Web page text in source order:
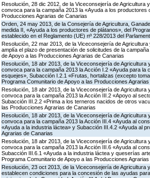
Resolución, 28 dic 2012, de la Viceconsejería de
convoca para la campaña 2013 la «Ayuda a los productores
Producciones Agrarias de Canarias
Orden, 24 may 2013, de la Consejería de Agricultura,
medida II, «Ayuda a los productores de plátanos», del
establecido en el Reglamento (UE) nº 228/2013 del
Resolución, 22 mar 2013, de la Viceconsejería de
amplía el plazo de presentación de solicitudes de la
de Apoyo a las Producciones Agrarias de Canarias
Resolución, 18 abr 2013, de la Viceconsejería de
convoca para la campaña 2013 la Acción I.2 «Ayuda para
esquejes», Subacción I.2.1 «Frutas, hortalizas (excepto
Programa Comunitario de Apoyo a las Producciones
Resolución, 18 abr 2013, de la Viceconsejería de
convoca para la campaña 2013 la Acción III.2 «Apoyo al
Subacción III.2.2 «Prima a los terneros nacidos de otros
las Producciones Agrarias de Canarias
Resolución, 18 abr 2013, de la Viceconsejería de
convoca para la campaña 2013 la Acción III.4 «Ayuda al
«Ayuda a la industria láctea» y Subacción III.4.2 «Ayuda al
Agrarias de Canarias
Resolución, 18 abr 2013, de la Viceconsejería de
convoca para la campaña 2013 la Acción III.6 «Ayuda al
Subacción III.6.1 «Ayuda a la industria láctea y queserías
Programa Comunitario de Apoyo a las Producciones
Resolución, 23 oct 2013, de la Viceconsejería de
establecen condiciones para la concesión de las ayudas